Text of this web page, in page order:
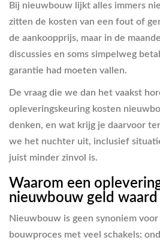
Bij nieuwbouw lijkt alles immers
zitten de kosten van een fout of
de aankoopprijs, maar in de
discussies en soms simpelweg
garantie had moeten vallen.
De vraag die we dan het vaakst
opleveringskeuring kosten
denken, en wat krijg je daarvoor
we het nuchter uit, inclusief
juist minder zinvol is.
Waarom een
nieuwbouw geld waard
Nieuwbouw is geen synoniem
bouwproces met veel schakels: